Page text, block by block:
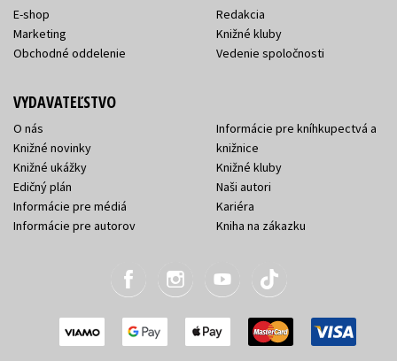
E-shop
Marketing
Obchodné oddelenie
Redakcia
Knižné kluby
Vedenie spoločnosti
VYDAVATEĽSTVO
O nás
Knižné novinky
Knižné ukážky
Edičný plán
Informácie pre médiá
Informácie pre autorov
Informácie pre kníhkupectvá a
knižnice
Knižné kluby
Naši autori
Kariéra
Kniha na zákazku